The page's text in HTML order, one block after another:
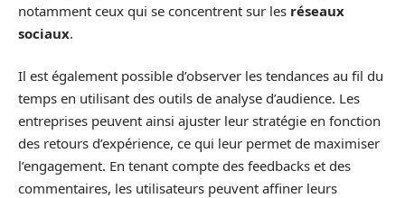
notamment ceux qui se concentrent sur les réseaux
sociaux.
Il est également possible d’observer les tendances au fil du
temps en utilisant des outils de analyse d’audience. Les
entreprises peuvent ainsi ajuster leur stratégie en fonction
des retours d’expérience, ce qui leur permet de maximiser
l’engagement. En tenant compte des feedbacks et des
commentaires, les utilisateurs peuvent affiner leurs